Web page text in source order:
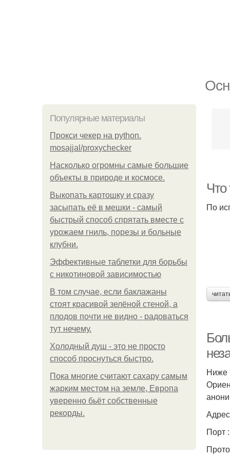
Популярные материалы
Прокси чекер на python.
mosajjal/proxychecker
Насколько огромны самые большие
объекты в природе и космосе.
Выкопать картошку и сразу
засыпать её в мешки - самый
быстрый способ спрятать вместе с
урожаем гниль, порезы и больные
клубни.
Эффективные таблетки для борьбы
с никотиновой зависимостью
В том случае, если баклажаны
стоят красивой зелёной стеной, а
плодов почти не видно - радоваться
тут нечему.
Холодный душ - это не просто
способ проснуться быстро.
Пока многие считают сахару самым
жарким местом на земле, Европа
уверенно бьёт собственные
рекорды.
Что
По
Ниже
Порт